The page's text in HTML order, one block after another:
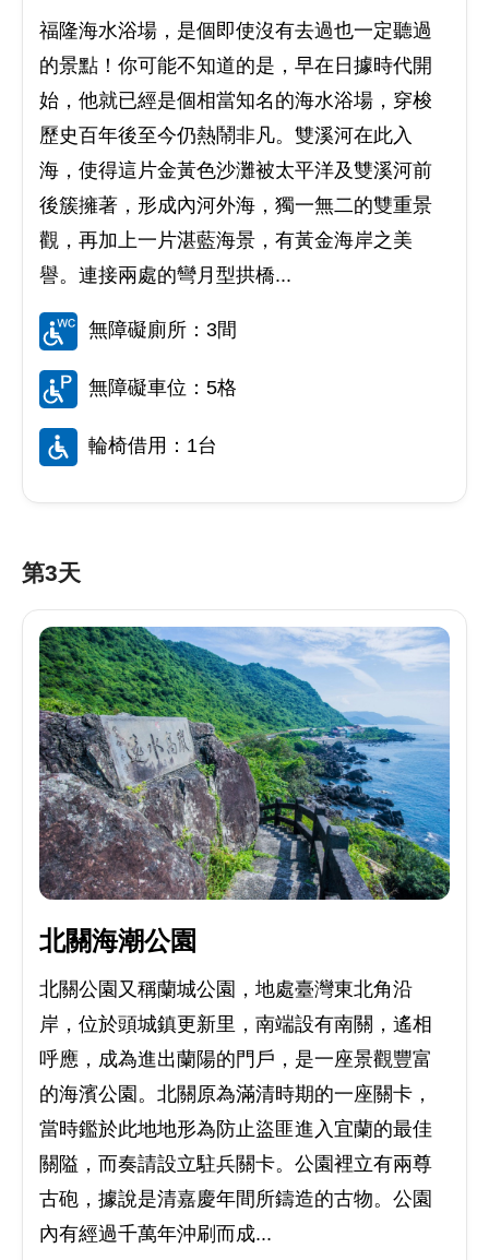
福隆海水浴場，是個即使沒有去過也一定聽過
的景點！你可能不知道的是，早在日據時代開
始，他就已經是個相當知名的海水浴場，穿梭
歷史百年後至今仍熱鬧非凡。雙溪河在此入
海，使得這片金黃色沙灘被太平洋及雙溪河前
後簇擁著，形成內河外海，獨一無二的雙重景
觀，再加上一片湛藍海景，有黃金海岸之美
譽。連接兩處的彎月型拱橋...
無障礙廁所：3間
無障礙車位：5格
輪椅借用：1台
第3天
北關海潮公園
北關公園又稱蘭城公園，地處臺灣東北角沿
岸，位於頭城鎮更新里，南端設有南關，遙相
呼應，成為進出蘭陽的門戶，是一座景觀豐富
的海濱公園。北關原為滿清時期的一座關卡，
當時鑑於此地地形為防止盜匪進入宜蘭的最佳
關隘，而奏請設立駐兵關卡。公園裡立有兩尊
古砲，據說是清嘉慶年間所鑄造的古物。公園
內有經過千萬年沖刷而成...